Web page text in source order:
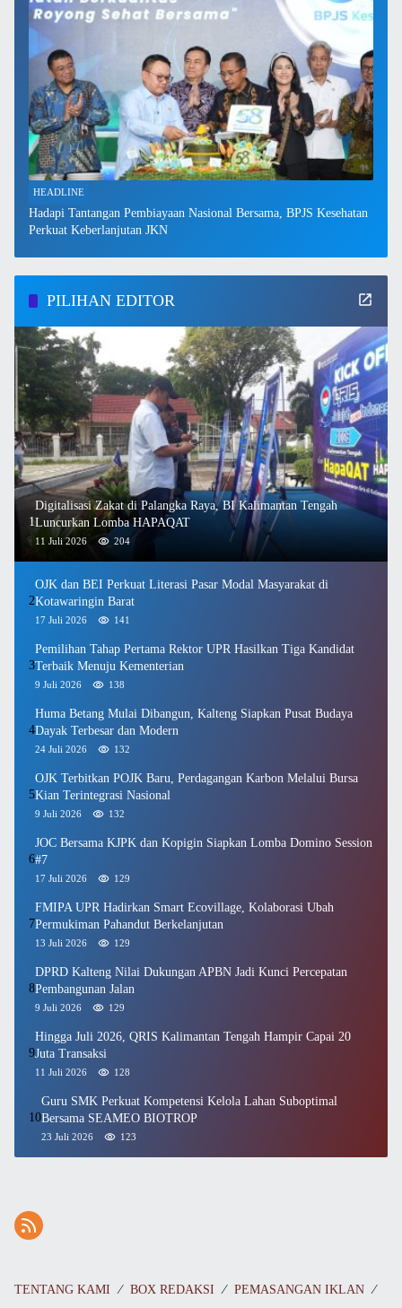
HEADLINE
Hadapi Tantangan Pembiayaan Nasional Bersama, BPJS Kesehatan
Perkuat Keberlanjutan JKN
PILIHAN EDITOR
1
Digitalisasi Zakat di Palangka Raya, BI Kalimantan Tengah
Luncurkan Lomba HAPAQAT
11 Juli 2026 204
2
OJK dan BEI Perkuat Literasi Pasar Modal Masyarakat di
Kotawaringin Barat
17 Juli 2026 141
3
Pemilihan Tahap Pertama Rektor UPR Hasilkan Tiga Kandidat
Terbaik Menuju Kementerian
9 Juli 2026 138
4
Huma Betang Mulai Dibangun, Kalteng Siapkan Pusat Budaya
Dayak Terbesar dan Modern
24 Juli 2026 132
5
OJK Terbitkan POJK Baru, Perdagangan Karbon Melalui Bursa
Kian Terintegrasi Nasional
9 Juli 2026 132
6
JOC Bersama KJPK dan Kopigin Siapkan Lomba Domino Session
#7
17 Juli 2026 129
7
FMIPA UPR Hadirkan Smart Ecovillage, Kolaborasi Ubah
Permukiman Pahandut Berkelanjutan
13 Juli 2026 129
8
DPRD Kalteng Nilai Dukungan APBN Jadi Kunci Percepatan
Pembangunan Jalan
9 Juli 2026 129
9
Hingga Juli 2026, QRIS Kalimantan Tengah Hampir Capai 20
Juta Transaksi
11 Juli 2026 128
10
Guru SMK Perkuat Kompetensi Kelola Lahan Suboptimal
Bersama SEAMEO BIOTROP
23 Juli 2026 123
TENTANG KAMI BOX REDAKSI
PEMASANGAN IKLAN